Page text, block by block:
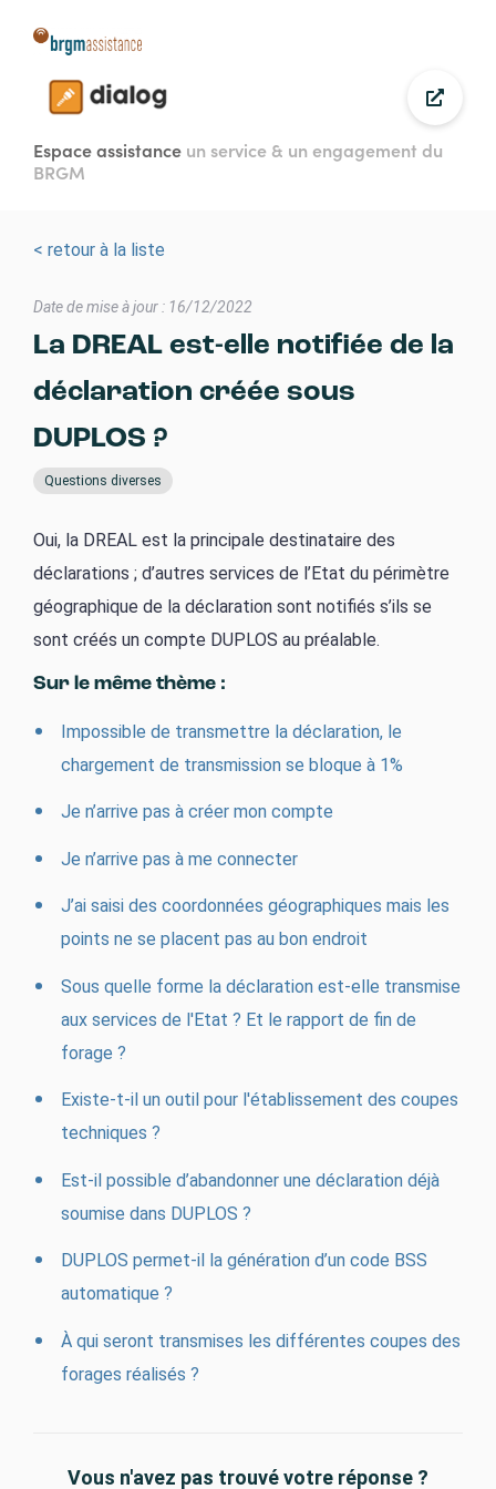
principal
Espace assistance un service & un engagement du
BRGM
< retour à la liste
Date de mise à jour : 16/12/2022
La DREAL est-elle notifiée de la
déclaration créée sous
DUPLOS ?
Questions diverses
Oui, la DREAL est la principale destinataire des
déclarations ; d’autres services de l’Etat du périmètre
géographique de la déclaration sont notifiés s’ils se
sont créés un compte DUPLOS au préalable.
Sur le même thème :
Impossible de transmettre la déclaration, le
chargement de transmission se bloque à 1%
Je n’arrive pas à créer mon compte
Je n’arrive pas à me connecter
J’ai saisi des coordonnées géographiques mais les
points ne se placent pas au bon endroit
Sous quelle forme la déclaration est-elle transmise
aux services de l'Etat ? Et le rapport de fin de
forage ?
Existe-t-il un outil pour l'établissement des coupes
techniques ?
Est-il possible d’abandonner une déclaration déjà
soumise dans DUPLOS ?
DUPLOS permet-il la génération d’un code BSS
automatique ?
À qui seront transmises les différentes coupes des
forages réalisés ?
Vous n'avez pas trouvé votre réponse ?